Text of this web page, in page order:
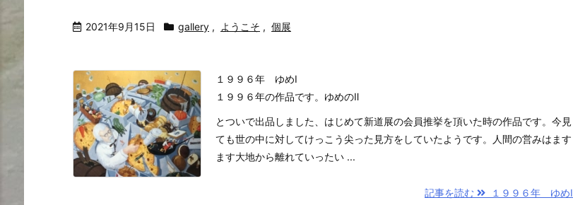
2021年9月15日 gallery , ようこそ , 個展
１９９６年 ゆめⅠ
１９９６年の作品です。ゆめのⅡ
とついで出品しました、はじめて新道展の会員推挙を頂いた時の作品です。今見
ても世の中に対してけっこう尖った見方をしていたようです。人間の営みはます
ます大地から離れていったい ...
記事を読む １９９６年 ゆめⅠ